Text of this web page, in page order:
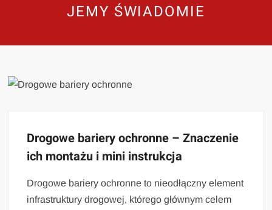
JEMY ŚWIADOMIE
Drogowe bariery ochronne – Znaczenie
ich montażu i mini instrukcja
Drogowe bariery ochronne to nieodłączny element
infrastruktury drogowej, którego głównym celem